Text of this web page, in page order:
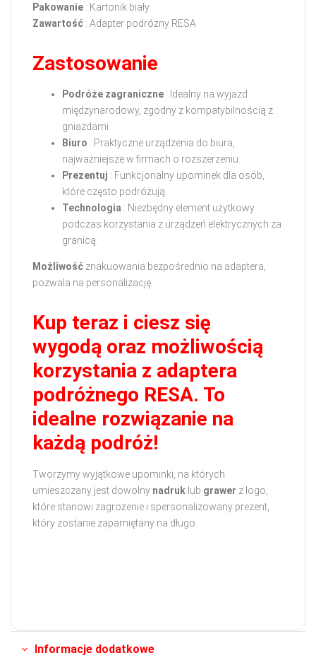
Pakowanie : Kartonik biały
Zawartość : Adapter podróżny RESA
Zastosowanie
Podróże zagraniczne : Idealny na wyjazd
międzynarodowy, zgodny z kompatybilnością z
gniazdami.
Biuro : Praktyczne urządzenia do biura,
najważniejsze w firmach o rozszerzeniu.
Prezentuj : Funkcjonalny upominek dla osób,
które często podróżują.
Technologia : Niezbędny element użytkowy
podczas korzystania z urządzeń elektrycznych za
granicą.
Możliwość znakuowania bezpośrednio na adaptera,
pozwala na personalizację.
Kup teraz i ciesz się
wygodą oraz możliwością
korzystania z adaptera
podróżnego RESA. To
idealne rozwiązanie na
każdą podróż!
Tworzymy wyjątkowe upominki, na których
umieszczany jest dowolny nadruk lub grawer z logo,
które stanowi zagrożenie i spersonalizowany prezent,
który zostanie zapamiętany na długo.
Informacje dodatkowe